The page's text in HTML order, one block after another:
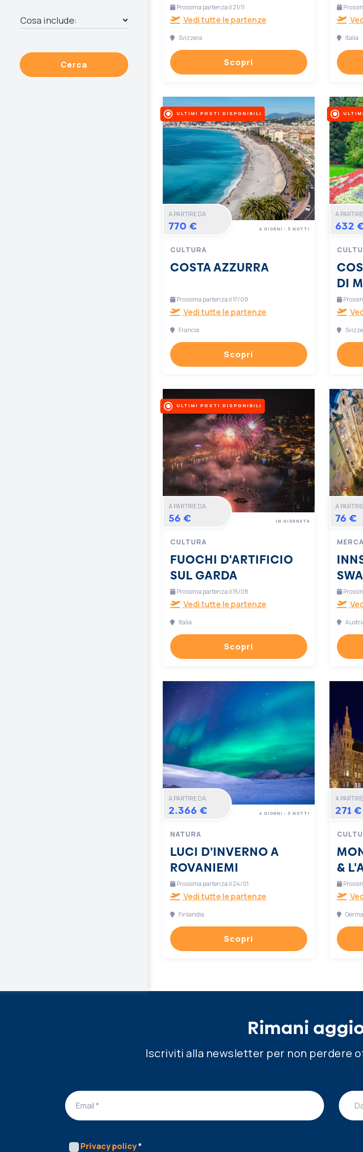
Cosa include:
Cerca
Prossima partenza il 21/11
Vedi tutte le partenze
Svizzera
Scopri
Italia
ULTIMI POSTI DISPONIBILI
A PARTIRE DA
770 €
CULTURA
COSTA AZZURRA
4 GIORNI - 3 NOTTI
Prossima partenza il 17/09
Vedi tutte le partenze
Francia
Scopri
A
632
DI
ULTIMI POSTI DISPONIBILI
A PARTIRE DA
56 €
CULTURA
FUOCHI D'ARTIFICIO
SUL GARDA
IN GIORNATA
Prossima partenza il 15/08
Vedi tutte le partenze
Italia
Scopri
A
76 €
A PARTIRE DA
2.366 €
NATURA
LUCI D’INVERNO A
ROVANIEMI
4 GIORNI - 3 NOTTI
Prossima partenza il 24/01
Vedi tutte le partenze
Finlandia
Scopri
A
271 €
&
Rimani
Iscriviti alla newsletter per non perdere
Privacy policy*